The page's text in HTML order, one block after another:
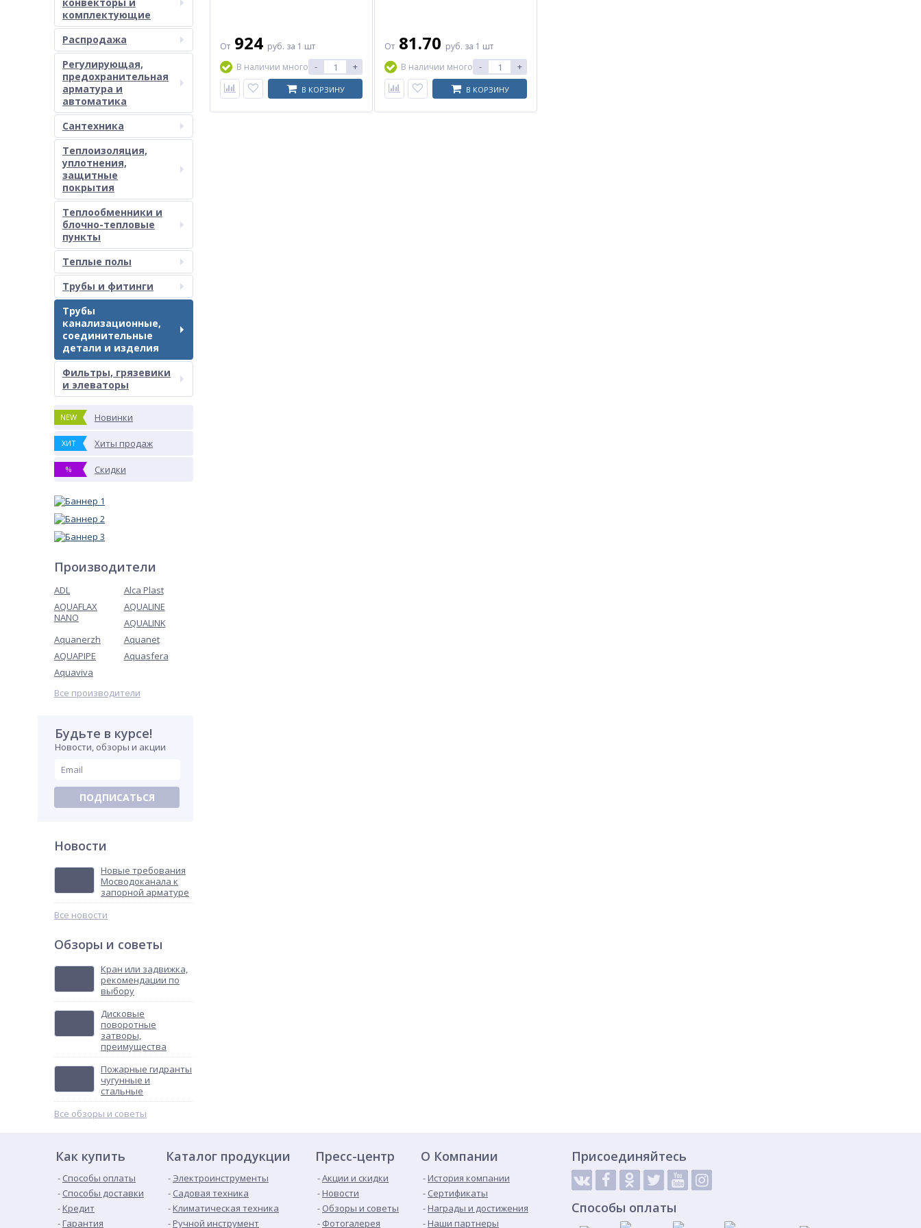
комплектующие
Распродажа
Регулирующая,
предохранительная
арматура и
автоматика
Сантехника
Теплоизоляция,
уплотнения,
защитные
покрытия
Теплообменники и
блочно-тепловые
пункты
Теплые полы
Трубы и фитинги
Трубы
канализационные,
соединительные
детали и изделия
Фильтры, грязевики
и элеваторы
NEW Новинки
ХИТ Хиты продаж
% Скидки
Производители
ADL
Alca Plast
AQUAFLAX
NANO
AQUALINE
AQUALINK
Aquanerzh
Aquanet
AQUAPIPE
Aquasfera
Aquaviva
Все производители
Будьте в курсе!
Новости, обзоры и акции
ПОДПИСАТЬСЯ
Новости
Новые требования
Мосводоканала к
запорной арматуре
Все новости
Обзоры и советы
Кран или задвижка,
рекомендации по
выбору
Дисковые
поворотные
затворы,
преимущества
Пожарные гидранты
чугунные и
стальные
Все обзоры и советы
От 924 руб. за 1 шт
В наличии много - +
В КОРЗИНУ
От 81.70 руб. за 1 шт
В наличии много - +
В КОРЗИНУ
Как купить
Способы оплаты
Способы доставки
Кредит
Гарантия
Каталог продукции
Электроинструменты
Садовая техника
Климатическая техника
Ручной инструмент
Пресс-центр
Акции и скидки
Новости
Обзоры и советы
Фотогалерея
О Компании
История компании
Сертификаты
Награды и достижения
Наши партнеры
Присоединяйтесь
Способы оплаты